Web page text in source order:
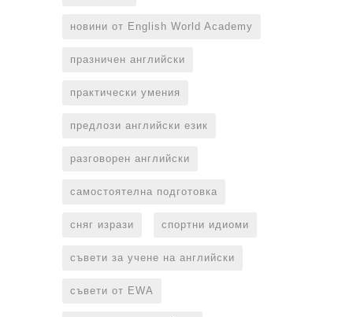
новини от English World Academy
празничен английски
практически умения
предлози английски език
разговорен английски
самостоятелна подготовка
сняг изрази спортни идиоми
съвети за учене на английски
съвети от EWA